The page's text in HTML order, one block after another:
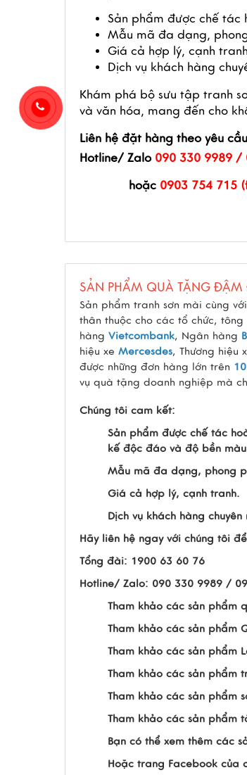
Sản phẩm được chế
Mẫu mã đa dạng,
Giá cả hợp lý, cạnh
Dịch vụ khách hàng
Khám phá bộ sưu tập tranh
và văn hóa, mang đến cho
Liên hệ đặt hàng theo yêu
Hotline/ Zalo 090 330 9989 /
hoặc 0903 754 715
SẢN PHẨM QUÀ TẶNG ĐẬM
Sản phẩm tranh sơn mài cùng
thân thuộc cho các tổ chức,
hàng Vietcombank, Ngân hàng
hiệu xe Mercesdes, Thương hiệu
được những đơn hàng lớn trên
vụ quà tặng doanh nghiệp mà
Chúng tôi cam kết:
Sản phẩm được chế tác
kế độc đáo và độ bền
Mẫu mã đa dạng, phong
Giá cả hợp lý, cạnh tranh.
Dịch vụ khách hàng
Hãy liên hệ ngay với chúng tôi
Tổng đài: 1900 63 60 76
Hotline/ Zalo: 090 330 9989 /
Tham khảo các sản phẩm
Tham khảo các sản phẩm
Tham khảo các sản phẩm
Tham khảo các sản phẩm
Tham khảo các sản phẩm
Tham khảo các sản phẩm
Bạn có thể xem thêm các
Hoặc trang Facebook của